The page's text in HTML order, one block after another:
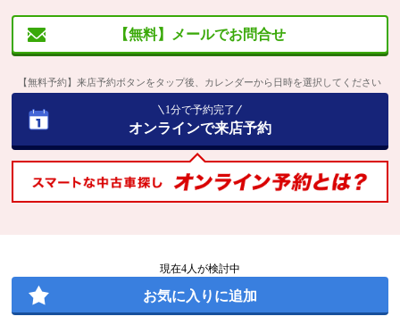
【無料】メールでお問合せ
【無料予約】来店予約ボタンをタップ後、カレンダーから日時を選択してください
1分で予約完了
オンラインで来店予約
現在4人が検討中
お気に入りに追加